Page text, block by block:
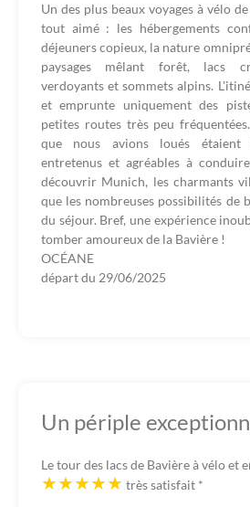
Un des plus beaux voyages à vélo
tout aimé : les hébergements
déjeuners copieux, la nature
paysages mêlant forêt, lacs
verdoyants et sommets alpins.
et emprunte uniquement des
petites routes très peu
que nous avions loués étaient
entretenus et agréables à
découvrir Munich, les charmants
que les nombreuses possibilités de
du séjour. Bref, une expérience
tomber amoureux de la Bavière !
OCÉANE
départ du 29/06/2025
Un périple
Le tour des lacs de Bavière à vélo et
très satisfait *